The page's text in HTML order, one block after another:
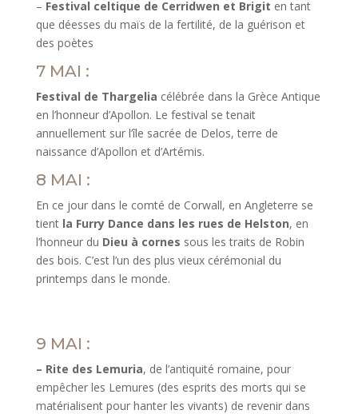
– Festival celtique de Cerridwen et Brigit en tant
que déesses du maïs de la fertilité, de la guérison et
des poètes
7 MAI :
Festival de Thargelia célébrée dans la Grèce Antique
en l’honneur d’Apollon. Le festival se tenait
annuellement sur l’île sacrée de Delos, terre de
naissance d’Apollon et d’Artémis.
8 MAI :
En ce jour dans le comté de Corwall, en Angleterre se
tient la Furry Dance dans les rues de Helston, en
l’honneur du Dieu à cornes sous les traits de Robin
des bois. C’est l’un des plus vieux cérémonial du
printemps dans le monde.
9 MAI :
– Rite des Lemuria, de l’antiquité romaine, pour
empêcher les Lemures (des esprits des morts qui se
matérialisent pour hanter les vivants) de revenir dans